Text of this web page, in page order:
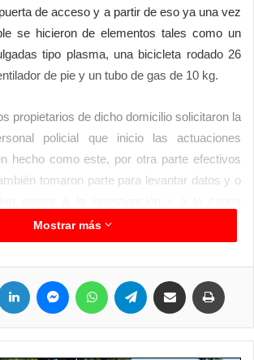
de acceso y a partir de eso ya una vez
se hicieron de elementos tales como un
tipo plasma, una bicicleta rodado 26
de pie y un tubo de gas de 10 kg.
propietarios de dicho domicilio solicitaron la
policial que inicio las actuaciones
hecho como este, por otra parte efectivos
tomaron parte para levantar datos y o
Mostrar más